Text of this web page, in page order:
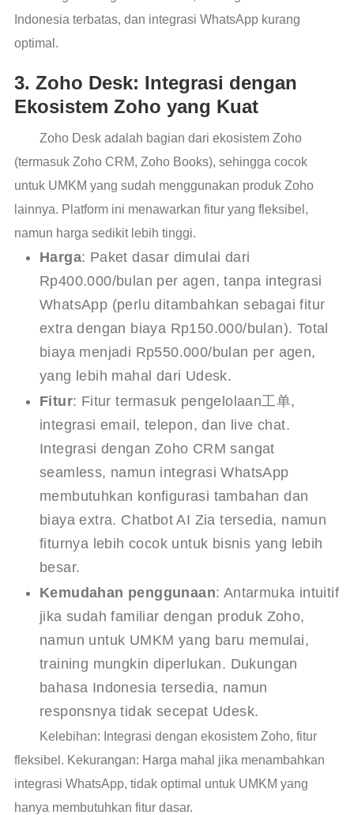
Indonesia terbatas, dan integrasi WhatsApp kurang
optimal.
3. Zoho Desk: Integrasi dengan
Ekosistem Zoho yang Kuat
Zoho Desk adalah bagian dari ekosistem Zoho
(termasuk Zoho CRM, Zoho Books), sehingga cocok
untuk UMKM yang sudah menggunakan produk Zoho
lainnya. Platform ini menawarkan fitur yang fleksibel,
namun harga sedikit lebih tinggi.
Harga: Paket dasar dimulai dari
Rp400.000/bulan per agen, tanpa integrasi
WhatsApp (perlu ditambahkan sebagai fitur
extra dengan biaya Rp150.000/bulan). Total
biaya menjadi Rp550.000/bulan per agen,
yang lebih mahal dari Udesk.
Fitur: Fitur termasuk pengelolaan工单,
integrasi email, telepon, dan live chat.
Integrasi dengan Zoho CRM sangat
seamless, namun integrasi WhatsApp
membutuhkan konfigurasi tambahan dan
biaya extra. Chatbot AI Zia tersedia, namun
fiturnya lebih cocok untuk bisnis yang lebih
besar.
Kemudahan penggunaan: Antarmuka intuitif
jika sudah familiar dengan produk Zoho,
namun untuk UMKM yang baru memulai,
training mungkin diperlukan. Dukungan
bahasa Indonesia tersedia, namun
responsnya tidak secepat Udesk.
Kelebihan: Integrasi dengan ekosistem Zoho, fitur
fleksibel. Kekurangan: Harga mahal jika menambahkan
integrasi WhatsApp, tidak optimal untuk UMKM yang
hanya membutuhkan fitur dasar.